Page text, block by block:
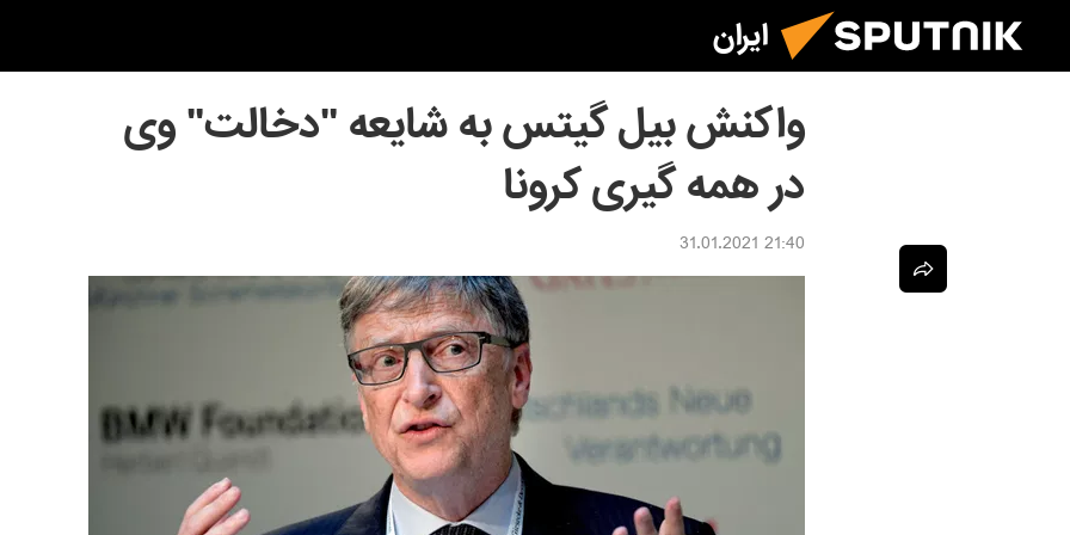
ایران
واکنش بیل گیتس به شایعه "دخالت" وی
در همه گیری کرونا
21:40 31.01.2021